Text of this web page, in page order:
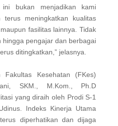
ini bukan menjadikan kami
meningkatkan kualitas
fasilitas lainnya. Tidak
hingga pengajar dan berbagai
ditingkatkan,” jelasnya.
Fakultas Kesehatan (FKes)
SKM., M.Kom., Ph.D
yang diraih oleh Prodi S-1
Indeks Kinerja Utama
diperhatikan dan dijaga